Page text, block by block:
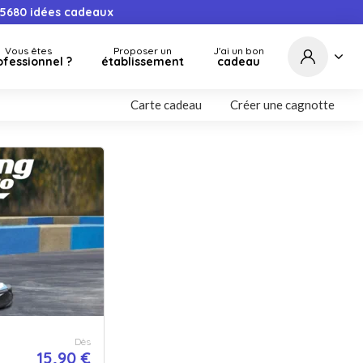
5680idées cadeaux
Vous êtes
?
Proposer un
établissement
J'ai un bon
cadeau
Carte cadeau Créer une cagnotte
Dès
15,90 €